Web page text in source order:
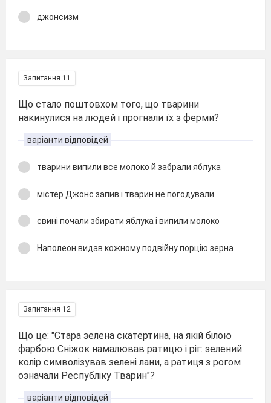
джонсизм
Запитання 11
Що стало поштовхом того, що тварини
накинулися на людей і прогнали їх з ферми?
варіанти відповідей
тварини випили все молоко й забрали яблука
містер Джонс запив і тварин не погодували
свині почали збирати яблука і випили молоко
Наполеон видав кожному подвійну порцію зерна
Запитання 12
Що це: "Стара зелена скатертина, на якій білою
фарбою Сніжок намалював ратицю і ріг: зелений
колір символізував зелені лани, а ратиця з рогом
означали Республіку Тварин"?
варіанти відповідей